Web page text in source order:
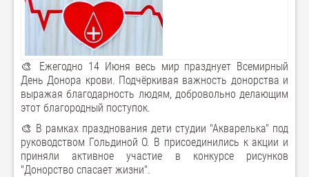
🎨 Ежегодно 14 Июня весь мир празднует Всемирный
День Донора крови. Подчёркивая важность донорства и
выражая благодарность людям, добровольно делающим
этот благородный поступок.
🎨 В рамках празднования дети студии "Акварелька" под
руководством Гольдиной О. В присоединились к акции и
приняли активное участие в конкурсе рисунков
"Донорство спасает жизни".